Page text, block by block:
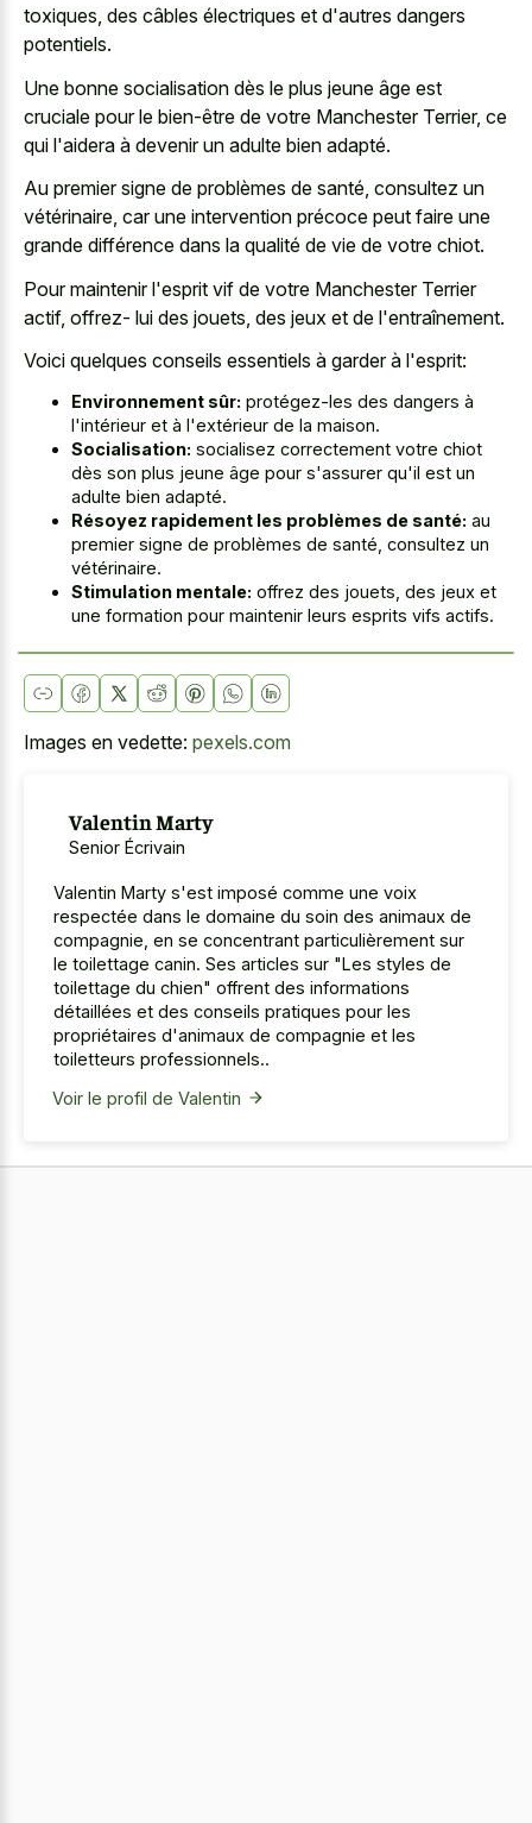
toxiques, des câbles électriques et d'autres dangers
potentiels.
Une bonne socialisation dès le plus jeune âge est
cruciale pour le bien-être de votre Manchester Terrier, ce
qui l'aidera à devenir un adulte bien adapté.
Au premier signe de problèmes de santé, consultez un
vétérinaire, car une intervention précoce peut faire une
grande différence dans la qualité de vie de votre chiot.
Pour maintenir l'esprit vif de votre Manchester Terrier
actif, offrez- lui des jouets, des jeux et de l'entraînement.
Voici quelques conseils essentiels à garder à l'esprit:
Environnement sûr: protégez-les des dangers à
l'intérieur et à l'extérieur de la maison.
Socialisation: socialisez correctement votre chiot
dès son plus jeune âge pour s'assurer qu'il est un
adulte bien adapté.
Résoyez rapidement les problèmes de santé: au
premier signe de problèmes de santé, consultez un
vétérinaire.
Stimulation mentale: offrez des jouets, des jeux et
une formation pour maintenir leurs esprits vifs actifs.
Images en vedette: pexels.com
Valentin Marty
Senior Écrivain
Valentin Marty s'est imposé comme une voix
respectée dans le domaine du soin des animaux de
compagnie, en se concentrant particulièrement sur
le toilettage canin. Ses articles sur "Les styles de
toilettage du chien" offrent des informations
détaillées et des conseils pratiques pour les
propriétaires d'animaux de compagnie et les
toiletteurs professionnels..
Voir le profil de Valentin